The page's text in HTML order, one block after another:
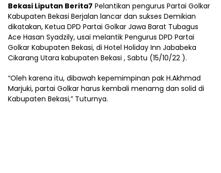
Bekasi Liputan Berita7 Pelantikan pengurus Partai Golkar
Kabupaten Bekasi Berjalan lancar dan sukses Demikian
dikatakan, Ketua DPD Partai Golkar Jawa Barat Tubagus
Ace Hasan Syadzily, usai melantik Pengurus DPD Partai
Golkar Kabupaten Bekasi, di Hotel Holiday Inn Jababeka
Cikarang Utara kabupaten Bekasi , Sabtu (15/10/22 ).
“Oleh karena itu, dibawah kepemimpinan pak H.Akhmad
Marjuki, partai Golkar harus kembali menamg dan solid di
Kabupaten Bekasi,” Tuturnya.